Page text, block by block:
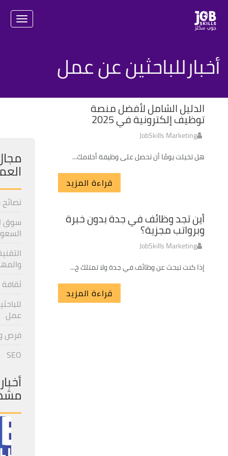
أخبارللباحثين عن عمل
24
MAY
الدليل الشامل لأفضل منصة
توظيف إلكترونية في 2025
JobSkills Marketing
هل تخيلت يومًا أن تحصل على وظيفة أحلامك...
قراءة المزيد
04
JUN
أين تجد وظائف في جدة بدون خبرة
وبرواتب مجزية؟
JobSkills Marketing
إذا كنت تبحث عن وظائف في جدة ولا تمتلك خ...
قراءة المزيد
سوق
عمل
فرص
SEO
أخبار